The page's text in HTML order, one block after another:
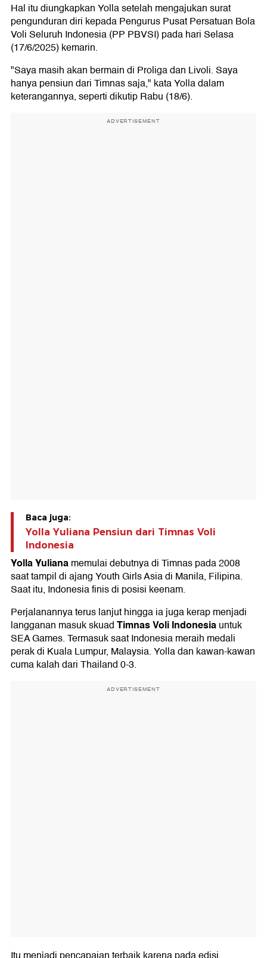
Hal itu diungkapkan Yolla setelah mengajukan surat
pengunduran diri kepada Pengurus Pusat Persatuan Bola
Voli Seluruh Indonesia (PP PBVSI) pada hari Selasa
(17/6/2025) kemarin.
"Saya masih akan bermain di Proliga dan Livoli. Saya
hanya pensiun dari Timnas saja," kata Yolla dalam
keterangannya, seperti dikutip Rabu (18/6).
ADVERTISEMENT
Baca juga:
Yolla Yuliana Pensiun dari Timnas Voli
Indonesia
Yolla Yulianamemulai debutnya di Timnas pada 2008
saat tampil di ajang Youth Girls Asia di Manila, Filipina.
Saat itu, Indonesia finis di posisi keenam.
Perjalanannya terus lanjut hingga ia juga kerap menjadi
langganan masuk skuadTimnas Voli Indonesiauntuk
SEA Games. Termasuk saat Indonesia meraih medali
perak di Kuala Lumpur, Malaysia. Yolla dan kawan-kawan
cuma kalah dari Thailand 0-3.
ADVERTISEMENT